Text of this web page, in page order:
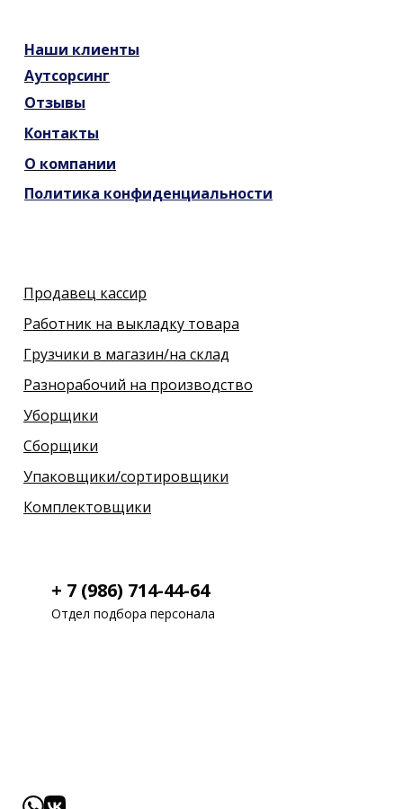
Политика конфиденциальности
Комплектовщики
Упаковщики/сортировщики
Сборщики
Уборщики
Разнорабочий на производство
Грузчики в магазин/на склад
Работник на выкладку товара
Продавец кассир
+ 7 (986) 714-44-64
Отдел подбора персонала
О компании
Контакты
Отзывы
Аутсорсинг
Наши клиенты